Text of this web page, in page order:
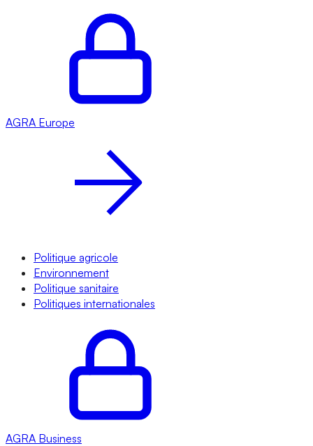
AGRA Europe
Politique agricole
Environnement
Politique sanitaire
Politiques internationales
AGRA Business